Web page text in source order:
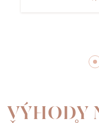
VÝHODY